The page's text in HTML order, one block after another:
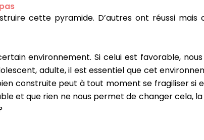
cette pyramide. D’autres ont réussi mais
environnement. Si celui est favorable,
adulte, il est essentiel que cet
construite peut à tout moment se fragiliser si
et que rien ne nous permet de changer cela,